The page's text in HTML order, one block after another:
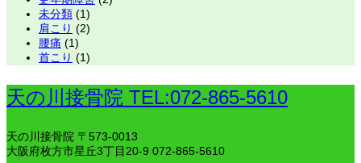
未分類 (1)
肩こり (2)
腰痛 (1)
首こり (1)
天の川接骨院 TEL:072-865-5610
天の川接骨院 〒573-0013
大阪府枚方市星丘3丁目20-9 072-865-5610